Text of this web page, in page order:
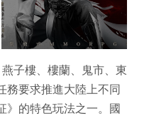
子樓、樓蘭、鬼市、東
務要求推進大陸上不同
》的特色玩法之一。國